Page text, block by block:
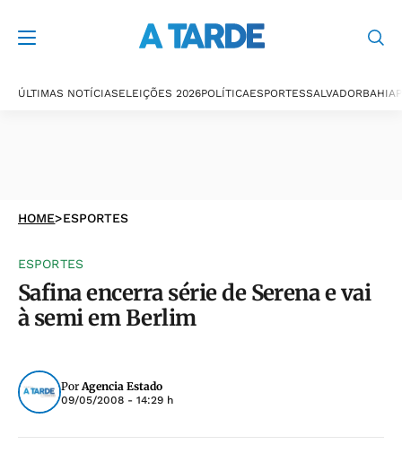
ÚLTIMAS NOTÍCIASELEIÇÕES 2026POLÍTICAESPORTESSALVADORBAHIA
HOME>ESPORTES
ESPORTES
Safina encerra série de Serena e vai
à semi em Berlim
PorAgencia Estado
09/05/2008 - 14:29 h